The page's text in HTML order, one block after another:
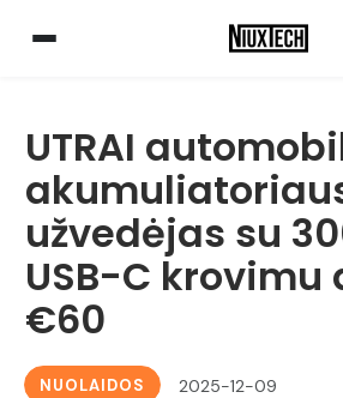
UTRAI
užvedėjas su
USB-C krovimu
€60
NUOLAIDOS 2025-12-09